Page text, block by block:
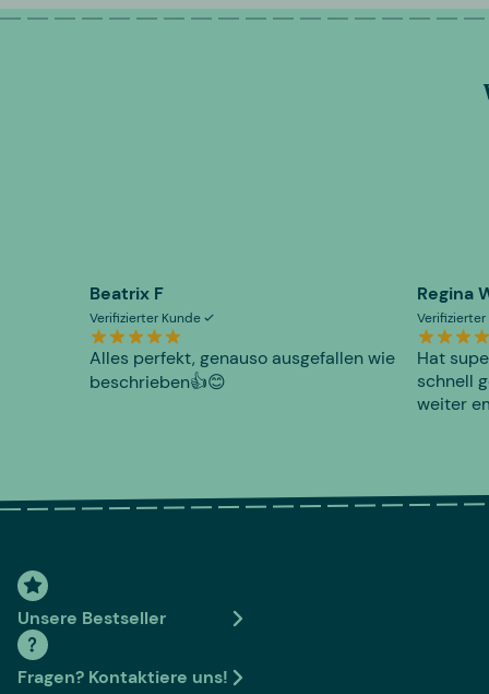
Beatrix F
Verifizierter Kunde
Alles perfekt, genauso ausgefallen wie
beschrieben👍😊
Regina
Hat
schnell
weiter
Unsere Bestseller
Fragen? Kontaktiere uns!